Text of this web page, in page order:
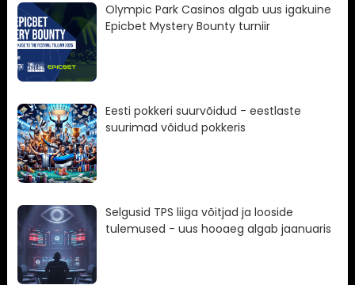
Olympic Park Casinos algab uus igakuine
Epicbet Mystery Bounty turniir
Eesti pokkeri suurvõidud - eestlaste
suurimad võidud pokkeris
Selgusid TPS liiga võitjad ja looside
tulemused - uus hooaeg algab jaanuaris